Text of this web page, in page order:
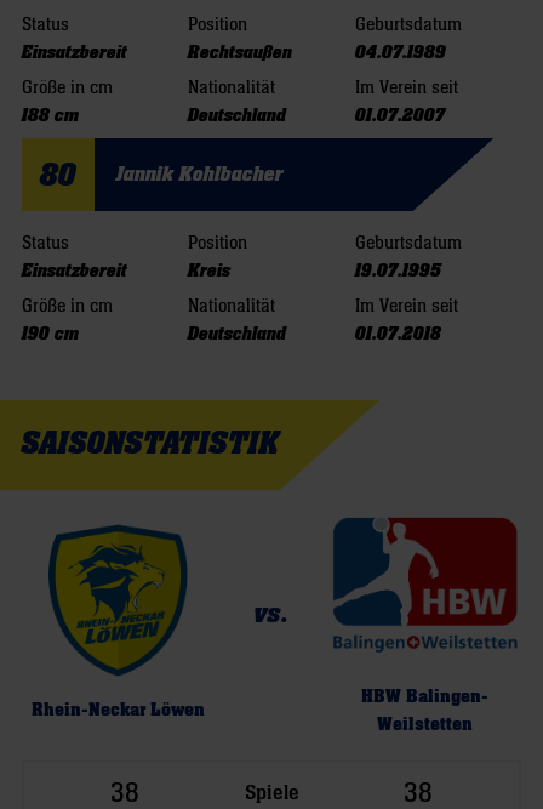
Status
Einsatzbereit
Position
Rechtsaußen
Geburtsdatum
04.07.1989
Größe in cm
188 cm
Nationalität
Deutschland
Im Verein seit
01.07.2007
80 Jannik Kohlbacher
Status
Einsatzbereit
Position
Kreis
Geburtsdatum
19.07.1995
Größe in cm
190 cm
Nationalität
Deutschland
Im Verein seit
01.07.2018
SAISONSTATISTIK
Rhein-Neckar Löwen
vs.
HBW Balingen-
Weilstetten
38 Spiele 38